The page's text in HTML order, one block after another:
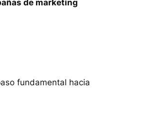
de marketing
fundamental hacia